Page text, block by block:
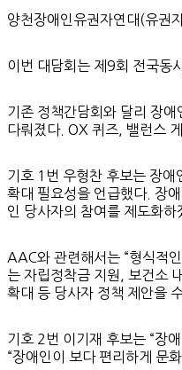
양천장애인유권자연대(유권
이번 대담회는 제9회 전국동
기존 정책간담회와 달리 장
다뤄졌다. OX 퀴즈, 밸런스
기호 1번 우형찬 후보는 장애
확대 필요성을 언급했다. 장
인 당사자의 참여를 제도화하
AAC와 관련해서는 “형식적
는 자립정착금 지원, 보건소
확대 등 당사자 정책 제안을
기호 2번 이기재 후보는 “장
“장애인이 보다 편리하게 문